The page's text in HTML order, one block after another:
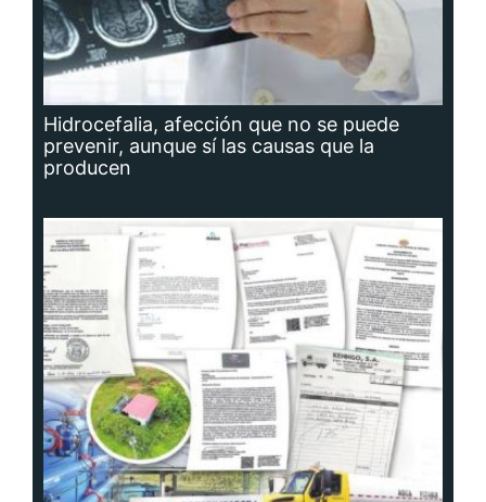
Hidrocefalia, afección que no se puede
prevenir, aunque sí las causas que la
producen